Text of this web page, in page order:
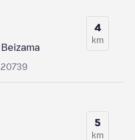
20739
4
km
5
km